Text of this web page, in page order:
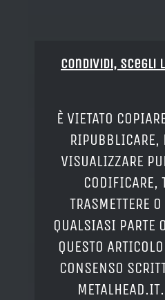
Condividi, Scegli
È VIETATO
RIPUBBLICARE,
VISUALIZZARE
CODIFICARE,
TRASMETTERE
QUALSIASI PARTE
QUESTO
CONSENSO